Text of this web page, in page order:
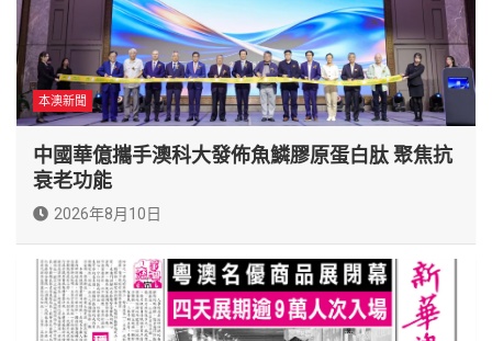
本澳新聞
中國華億攜手澳科大發佈魚鱗膠原蛋白肽 聚焦抗
衰老功能
2026年8月10日